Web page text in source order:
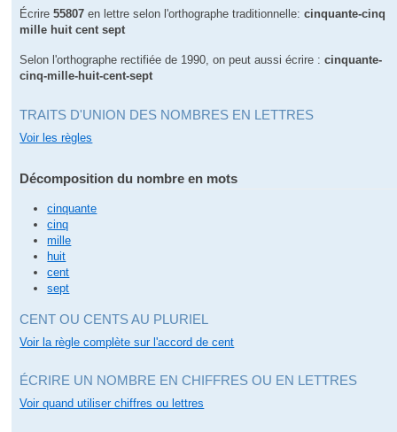
Écrire55807 en lettre selon l'orthographe traditionnelle:cinquante-cinq
mille huit cent sept
Selon l'orthographe rectifiée de 1990, on peut aussi écrire :cinquante-
cinq-mille-huit-cent-sept
TRAITS D'UNION DES NOMBRES EN LETTRES
Voir les règles
Décomposition du nombre en mots
cinquante
cinq
mille
huit
cent
sept
CENT OU CENTS AU PLURIEL
Voir la règle complète sur l'accord de cent
ÉCRIRE UN NOMBRE EN CHIFFRES OU EN LETTRES
Voir quand utiliser chiffres ou lettres